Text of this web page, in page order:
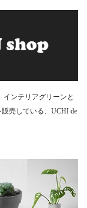
ンテリアグリーンと
売している、UCHI de